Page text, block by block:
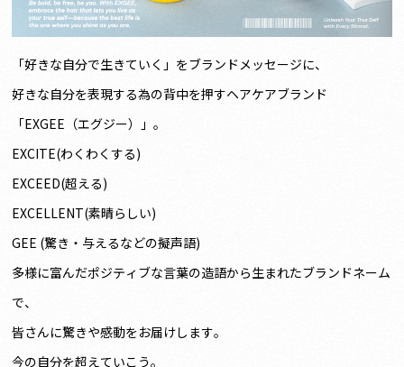
「好きな自分で生きていく」をブランドメッセージに、
好きな自分を表現する為の背中を押すヘアケアブランド
「EXGEE（エグジー）」。
EXCITE(わくわくする)
EXCEED(超える)
EXCELLENT(素晴らしい)
GEE (驚き・与えるなどの擬声語)
多様に富んだポジティブな言葉の造語から生まれたブランドネーム
で、
皆さんに驚きや感動をお届けします。
今の自分を超えていこう。